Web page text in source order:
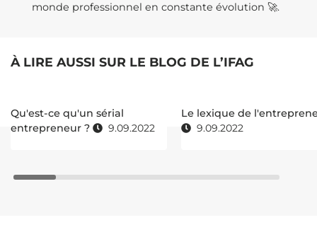
monde professionnel en constante évolution 🚀.
À LIRE AUSSI SUR LE BLOG DE L’IFAG
Qu'est-ce qu'un sérial
entrepreneur ?
9.09.2022
Le lexique de
9.09.2022